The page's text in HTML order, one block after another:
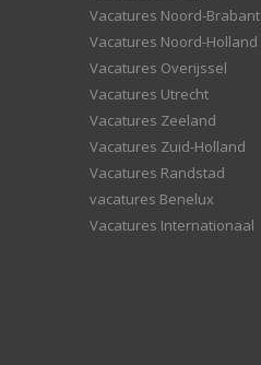
Vacatures Noord-Brabant
Vacatures Noord-Holland
Vacatures Overijssel
Vacatures Utrecht
Vacatures Zeeland
Vacatures Zuid-Holland
Vacatures Randstad
vacatures Benelux
Vacatures Internationaal